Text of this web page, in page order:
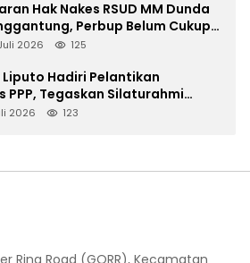
Hak Nakes RSUD MM Dunda
Perbup Belum Cukup
Definitif
2026 125
Liputo Hadiri Pelantikan
PPP, Tegaskan Silaturahmi
Kunci Membangun Gorontalo
2026 123
Ring Road (GORR), Kecamatan